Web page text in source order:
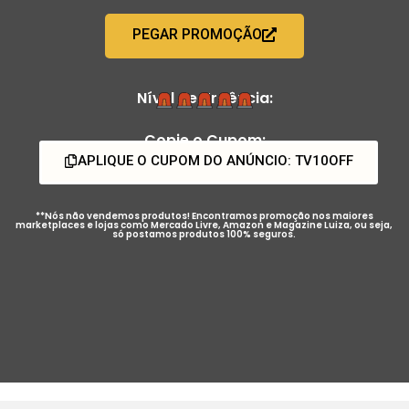
PEGAR PROMOÇÃO
Nível de Urgência:
Copie o Cupom:
APLIQUE O CUPOM DO ANÚNCIO: TV10OFF
**Nós não vendemos produtos! Encontramos promoção nos maiores
marketplaces e lojas como Mercado Livre, Amazon e Magazine Luiza, ou seja,
só postamos produtos 100% seguros.